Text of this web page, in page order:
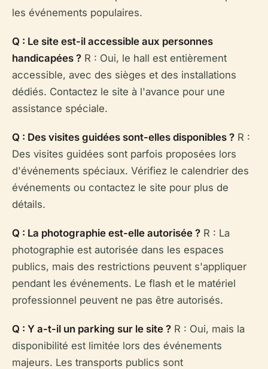
les événements populaires.
Q : Le site est-il accessible aux personnes
handicapées ? R : Oui, le hall est entièrement
accessible, avec des sièges et des installations
dédiés. Contactez le site à l'avance pour une
assistance spéciale.
Q : Des visites guidées sont-elles disponibles ? R :
Des visites guidées sont parfois proposées lors
d'événements spéciaux. Vérifiez le calendrier des
événements ou contactez le site pour plus de
détails.
Q : La photographie est-elle autorisée ? R : La
photographie est autorisée dans les espaces
publics, mais des restrictions peuvent s'appliquer
pendant les événements. Le flash et le matériel
professionnel peuvent ne pas être autorisés.
Q : Y a-t-il un parking sur le site ? R : Oui, mais la
disponibilité est limitée lors des événements
majeurs. Les transports publics sont